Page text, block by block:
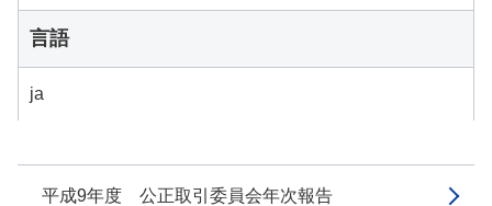
平成9年度 公正取引委員会年次報告
言語
ja